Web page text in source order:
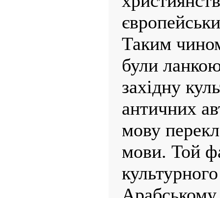
Таким
були
західну
античних
мову
мови. Той